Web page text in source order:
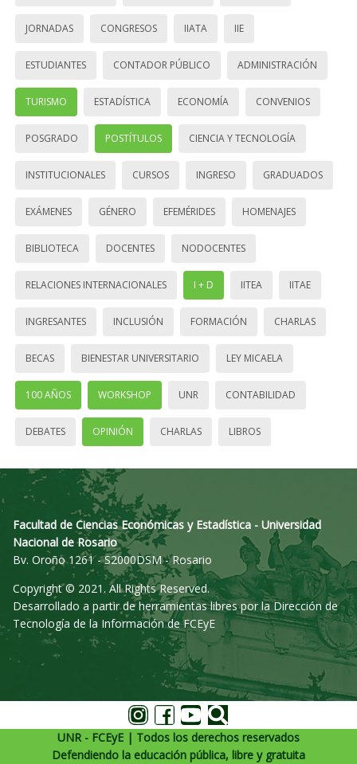
JORNADAS CONGRESOS IIATA IIE
ESTUDIANTES CONTADOR PÚBLICO ADMINISTRACIÓN
TURISMO ESTADÍSTICA ECONOMÍA CONVENIOS
POSGRADO POSTÍTULOS CIENCIA Y TECNOLOGÍA
INSTITUCIONALES CURSOS INGRESO GRADUADOS
EXÁMENES GÉNERO EFEMÉRIDES HOMENAJES
BIBLIOTECA DOCENTES NODOCENTES
RELACIONES INTERNACIONALES I + D IITEA IITAE
INGRESANTES INCLUSIÓN FORMACIÓN CHARLAS
BECAS BIENESTAR UNIVERSITARIO LEY MICAELA
100 AÑOS WORKSHOP UNR CONTABILIDAD
DEBATES OPINIÓN CHARLAS LIBROS
Facultad de Ciencias Económicas y Estadística - Universidad
Nacional de Rosario
Bv. Oroño 1261 - S2000DSM - Rosario
Copyright © 2021. All Rights Reserved.
Desarrollado a partir de herramientas libres por la Dirección de
Tecnología de la Información de FCEyE
UNR - FCEyE | Todos los derechos reservados
Defendiendo la educación pública, libre y gratuita